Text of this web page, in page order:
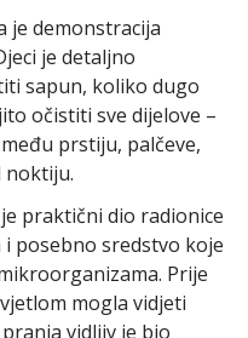
je demonstracija
je detaljno
sapun, koliko dugo
očistiti sve dijelove –
prstiju, palčeve,
noktiju.
praktični dio radionice
posebno sredstvo koje
Prije
mogla vidjeti
vidljiv je bio